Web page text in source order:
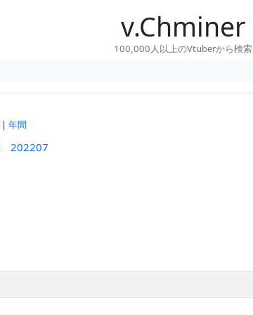
v.Chminer
100,000人以上のVtuberから検索
|年間
202207